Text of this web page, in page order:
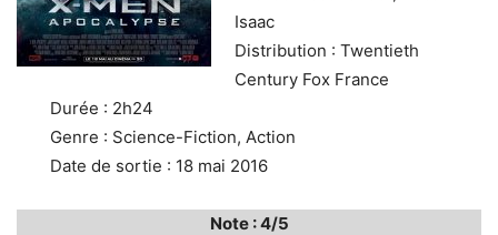
Isaac
Distribution : Twentieth
Century Fox France
Durée : 2h24
Genre : Science-Fiction, Action
Date de sortie : 18 mai 2016
Note : 4/5